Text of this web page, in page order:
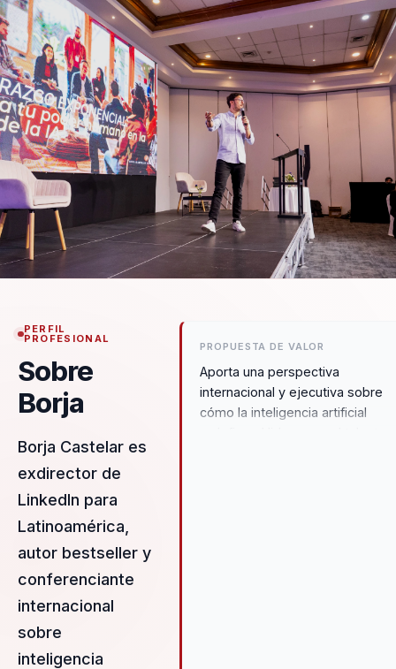
PERFIL
PROFESIONAL
Sobre
Borja
Borja Castelar es
exdirector de
LinkedIn para
Latinoamérica,
autor bestseller y
conferenciante
internacional
sobre
inteligencia
PROPUESTA DE VALOR
Aporta una perspectiva
internacional y ejecutiva sobre
cómo la inteligencia artificial